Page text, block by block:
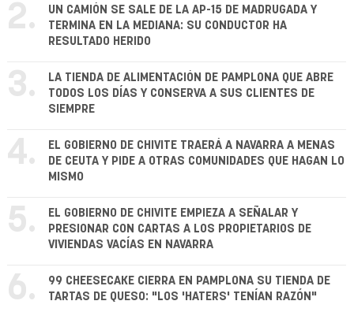
2.
UN CAMIÓN SE SALE DE LA AP-15 DE MADRUGADA Y
TERMINA EN LA MEDIANA: SU CONDUCTOR HA
RESULTADO HERIDO
3.
LA TIENDA DE ALIMENTACIÓN DE PAMPLONA QUE ABRE
TODOS LOS DÍAS Y CONSERVA A SUS CLIENTES DE
SIEMPRE
4.
EL GOBIERNO DE CHIVITE TRAERÁ A NAVARRA A MENAS
DE CEUTA Y PIDE A OTRAS COMUNIDADES QUE HAGAN LO
MISMO
5.
EL GOBIERNO DE CHIVITE EMPIEZA A SEÑALAR Y
PRESIONAR CON CARTAS A LOS PROPIETARIOS DE
VIVIENDAS VACÍAS EN NAVARRA
6.
99 CHEESECAKE CIERRA EN PAMPLONA SU TIENDA DE
TARTAS DE QUESO: "LOS 'HATERS' TENÍAN RAZÓN"